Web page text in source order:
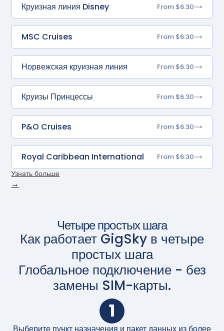
Круизная линия Disney From $6.30
MSC Cruises From $6.30
Норвежская круизная линия From $6.30
Круизы Принцессы From $6.30
P&O Cruises From $6.30
Royal Caribbean International From $6.30
Узнать больше
→
Четыре простых шага
Как работает GigSky в четыре
простых шага
Глобальное подключение - без
замены SIM-карты.
1
Выберите пункт назначения и пакет данных из более